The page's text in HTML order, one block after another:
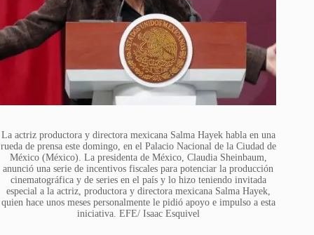
La actriz productora y directora mexicana Salma Hayek habla en una
rueda de prensa este domingo, en el Palacio Nacional de la Ciudad de
México (México). La presidenta de México, Claudia Sheinbaum,
anunció una serie de incentivos fiscales para potenciar la producción
cinematográfica y de series en el país y lo hizo teniendo invitada
especial a la actriz, productora y directora mexicana Salma Hayek,
quien hace unos meses personalmente le pidió apoyo e impulso a esta
iniciativa. EFE/ Isaac Esquivel